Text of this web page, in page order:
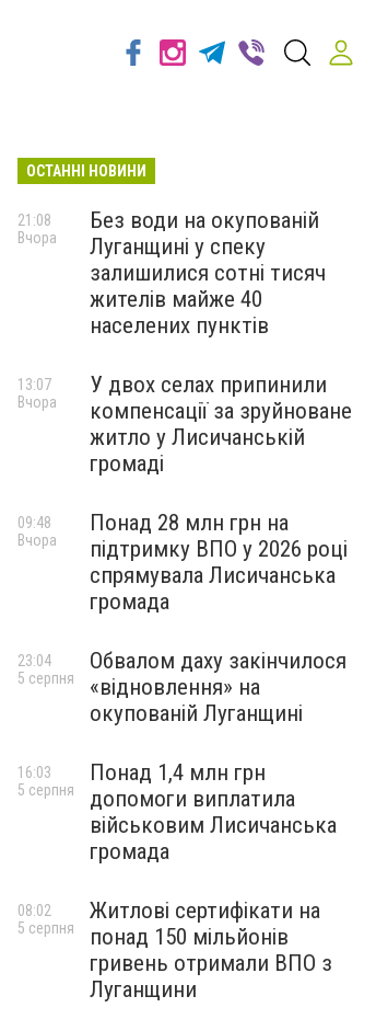
ОСТАННІ НОВИНИ
Без води на окупованій
Луганщині у спеку
залишилися сотні тисяч
жителів майже 40
населених пунктів
21:08
Вчора
У двох селах припинили
компенсації за зруйноване
житло у Лисичанській
громаді
13:07
Вчора
Понад 28 млн грн на
підтримку ВПО у 2026 році
спрямувала Лисичанська
громада
09:48
Вчора
Обвалом даху закінчилося
«відновлення» на
окупованій Луганщині
23:04
5 серпня
Понад 1,4 млн грн
допомоги виплатила
військовим Лисичанська
громада
16:03
5 серпня
Житлові сертифікати на
понад 150 мільйонів
гривень отримали ВПО з
Луганщини
08:02
5 серпня